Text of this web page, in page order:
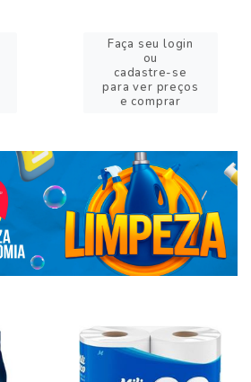
Faça seu login
ou
cadastre-se
para ver preços
e comprar